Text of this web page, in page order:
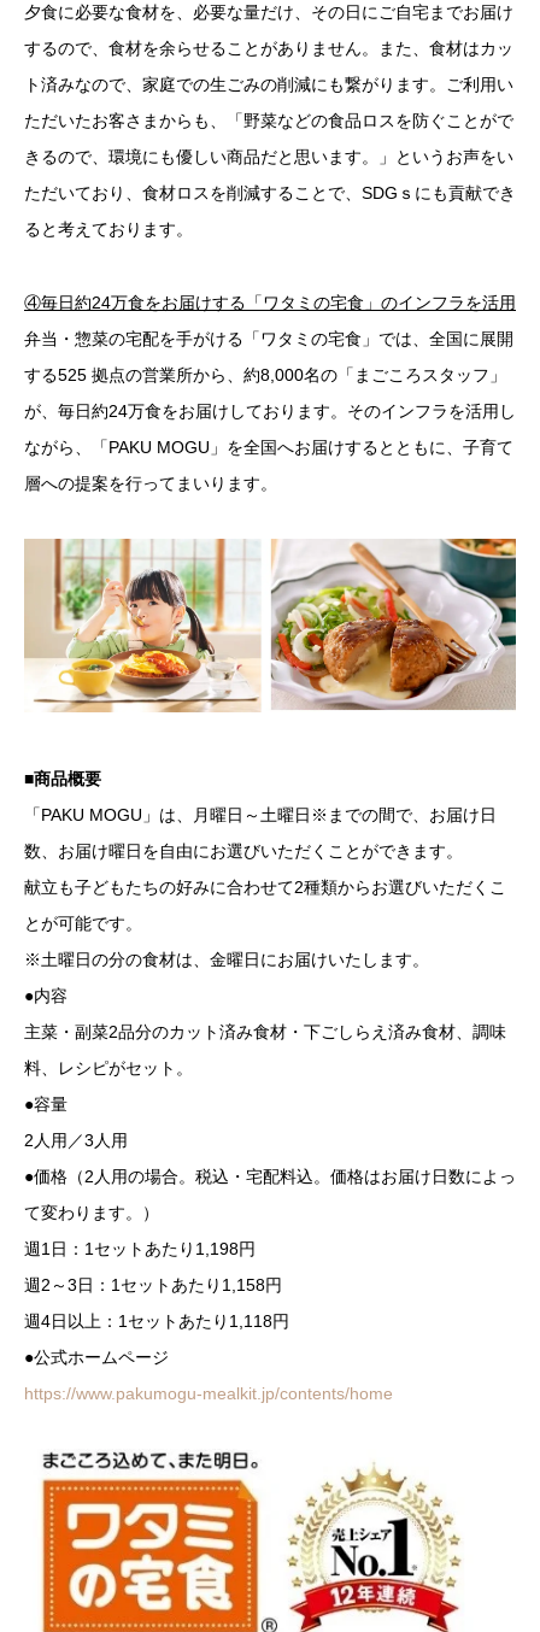
夕食に必要な食材を、必要な量だけ、その日にご自宅までお届け
するので、食材を余らせることがありません。また、食材はカッ
ト済みなので、家庭での生ごみの削減にも繋がります。ご利用い
ただいたお客さまからも、「野菜などの食品ロスを防ぐことがで
きるので、環境にも優しい商品だと思います。」というお声をい
ただいており、食材ロスを削減することで、SDGｓにも貢献でき
ると考えております。
④毎日約24万食をお届けする「ワタミの宅食」のインフラを活用
弁当・惣菜の宅配を手がける「ワタミの宅食」では、全国に展開
する525 拠点の営業所から、約8,000名の「まごころスタッフ」
が、毎日約24万食をお届けしております。そのインフラを活用し
ながら、「PAKU MOGU」を全国へお届けするとともに、子育て
層への提案を行ってまいります。
■商品概要
「PAKU MOGU」は、月曜日～土曜日※までの間で、お届け日
数、お届け曜日を自由にお選びいただくことができます。
献立も子どもたちの好みに合わせて2種類からお選びいただくこ
とが可能です。
※土曜日の分の食材は、金曜日にお届けいたします。
●内容
主菜・副菜2品分のカット済み食材・下ごしらえ済み食材、調味
料、レシピがセット。
●容量
2人用／3人用
●価格（2人用の場合。税込・宅配料込。価格はお届け日数によっ
て変わります。）
週1日：1セットあたり1,198円
週2～3日：1セットあたり1,158円
週4日以上：1セットあたり1,118円
●公式ホームページ
https://www.pakumogu-mealkit.jp/contents/home